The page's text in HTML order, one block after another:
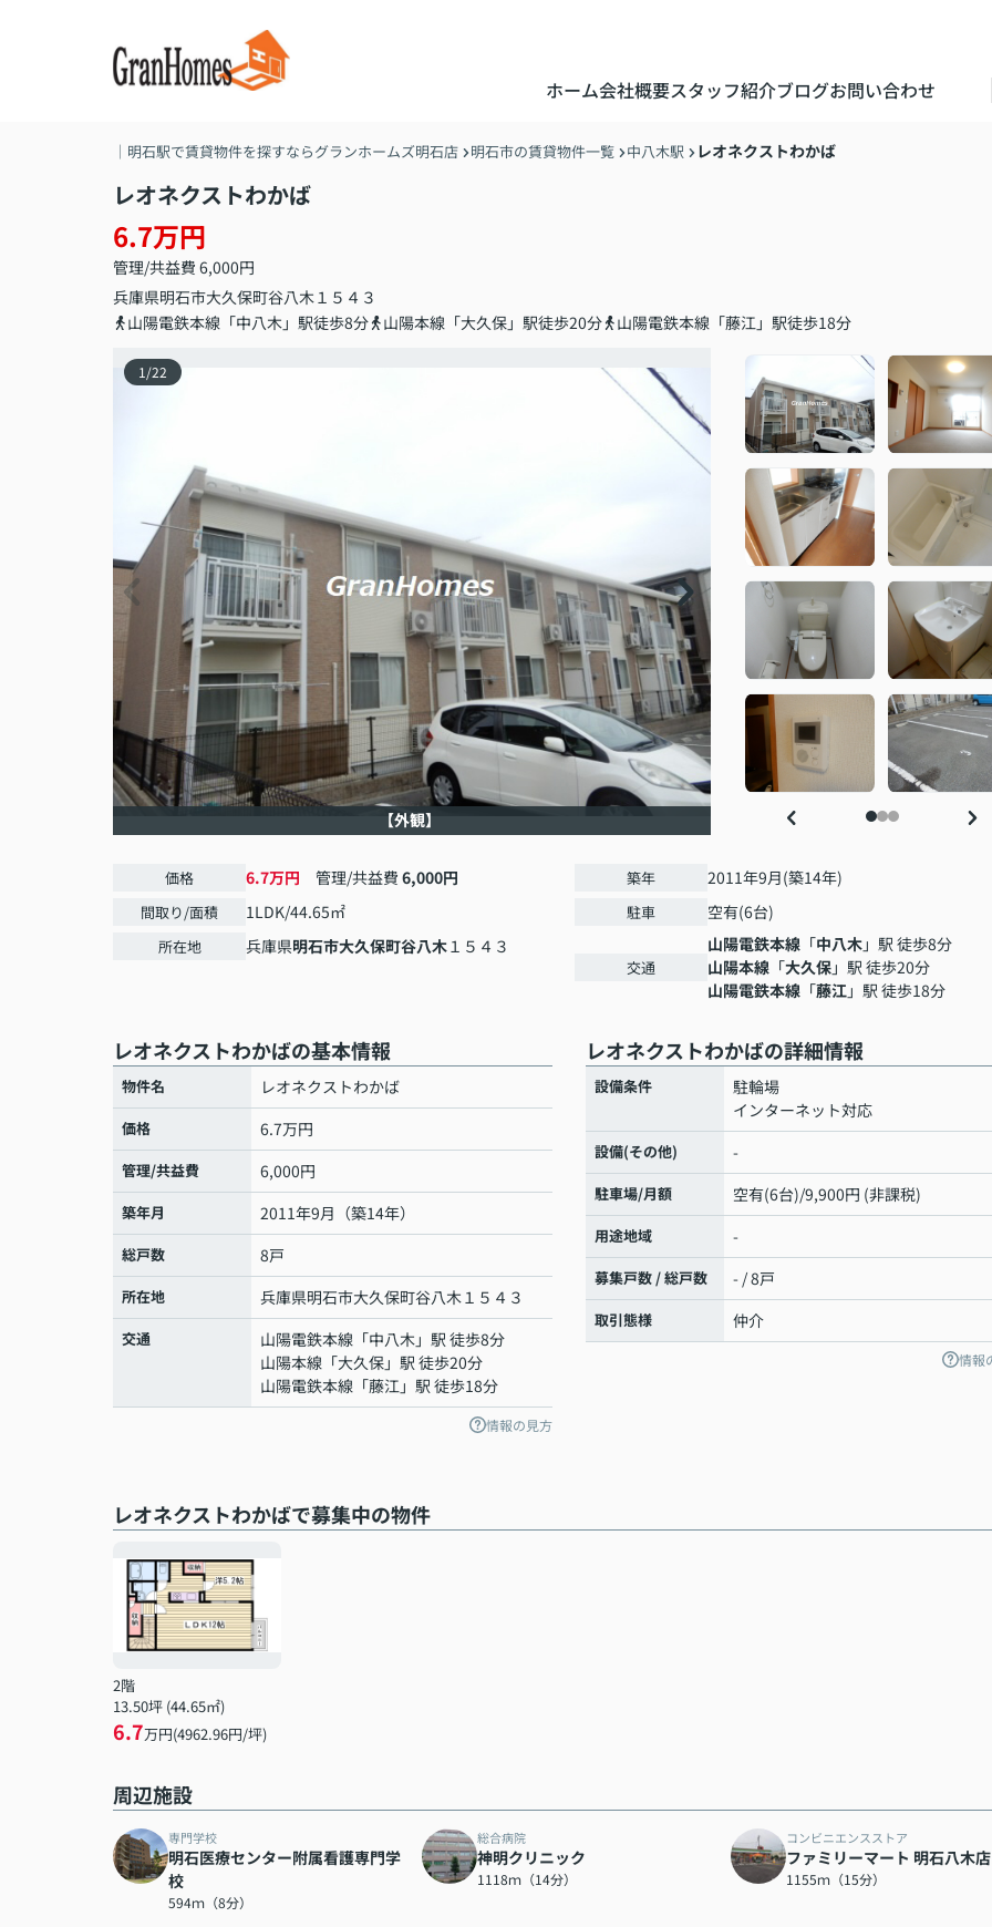
ホーム会社概要スタッフ紹介ブログお問い合わせ
｜明石駅で賃貸物件を探すならグランホームズ明石店 明石市の賃貸物件一覧 中八木駅 レオネクストわかば
レオネクストわかば
6.7万円
管理/共益費 6,000円
兵庫県明石市大久保町谷八木１５４３
山陽電鉄本線「中八木」駅徒歩8分
山陽本線「大久保」駅徒歩20分 山陽電鉄本線「藤江」駅徒歩18分
1 /22
【外観】
価格 6.7万円 管理/共益費 6,000円
間取り/面積 1LDK/44.65㎡
所在地 兵庫県明石市大久保町谷八木１５４３
築年 2011年9月(築14年)
駐車 空有(6台)
交通
山陽電鉄本線 「中八木」駅 徒歩8分
山陽本線 「大久保」駅 徒歩20分
山陽電鉄本線 「藤江」駅 徒歩18分
レオネクストわかばの基本情報
物件名 レオネクストわかば
価格 6.7万円
管理/共益費 6,000円
築年月 2011年9月（築14年）
総戸数 8戸
所在地 兵庫県明石市大久保町谷八木１５４３
交通 山陽電鉄本線 「中八木」駅 徒歩8分
山陽本線 「大久保」駅 徒歩20分
山陽電鉄本線 「藤江」駅 徒歩18分
情報の見方
レオネクストわかばの詳細情報
設備条件
駐輪場
インターネット対応
設備(その他) -
駐車場/月額 空有(6台)/9,900円 (非課税)
用途地域 -
募集戸数 / 総戸数 - / 8戸
取引態様 仲介
情報
レオネクストわかばで募集中の物件
2階
13.50坪 (44.65㎡)
6.7万円(4962.96円/坪)
周辺施設
専門学校
明石医療センター附属看護専門学
校
594ｍ（8分）
総合病院
神明クリニック
1118ｍ（14分）
コンビニエンスストア
ファミリーマート 明石八木店
1155ｍ（15分）